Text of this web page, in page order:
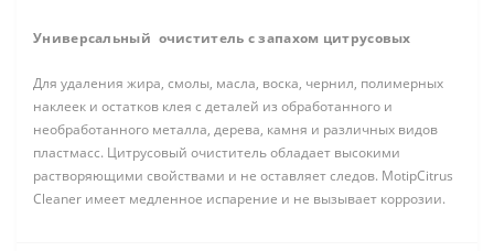
Универсальный очиститель с запахом цитрусовых
Для удаления жира, смолы, масла, воска, чернил, полимерных
наклеек и остатков клея с деталей из обработанного и
необработанного металла, дерева, камня и различных видов
пластмасс. Цитрусовый очиститель обладает высокими
растворяющими свойствами и не оставляет следов. MotipCitrus
Cleaner имеет медленное испарение и не вызывает коррозии.